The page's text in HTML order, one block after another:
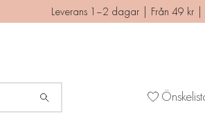
Leverans 1–2 dagar | Från 49 kr |